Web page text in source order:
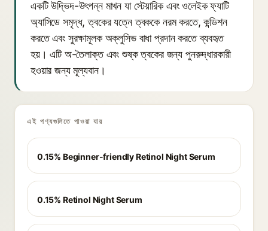
একটি উদ্ভিদ-উৎপন্ন মাখন যা স্টেয়ারিক এবং ওলেইক ফ্যাটি
অ্যাসিডে সমৃদ্ধ, ত্বকের যত্নে ত্বককে নরম করতে, কন্ডিশন
করতে এবং সুরক্ষামূলক অক্লুসিভ বাধা প্রদান করতে ব্যবহৃত
হয়। এটি অ-তৈলাক্ত এবং শুষ্ক ত্বকের জন্য পুনরুদ্ধারকারী
হওয়ার জন্য মূল্যবান।
এই পণ্যগুলিতে পাওয়া যায়
0.15% Beginner-friendly Retinol Night Serum
0.15% Retinol Night Serum